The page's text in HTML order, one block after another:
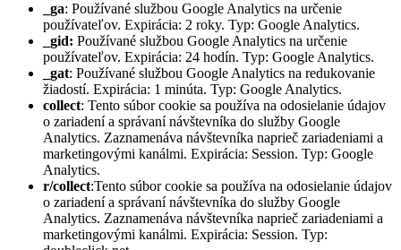
_ga: Používané službou Google Analytics na určenie
používateľov. Expirácia: 2 roky. Typ: Google Analytics.
_gid: Používané službou Google Analytics na určenie
používateľov. Expirácia: 24 hodín. Typ: Google Analytics.
_gat: Používané službou Google Analytics na redukovanie
žiadostí. Expirácia: 1 minúta. Typ: Google Analytics.
collect: Tento súbor cookie sa používa na odosielanie údajov
o zariadení a správaní návštevníka do služby Google
Analytics. Zaznamenáva návštevníka naprieč zariadeniami a
marketingovými kanálmi. Expirácia: Session. Typ: Google
Analytics.
r/collect:Tento súbor cookie sa používa na odosielanie údajov
o zariadení a správaní návštevníka do služby Google
Analytics. Zaznamenáva návštevníka naprieč zariadeniami a
marketingovými kanálmi. Expirácia: Session. Typ: